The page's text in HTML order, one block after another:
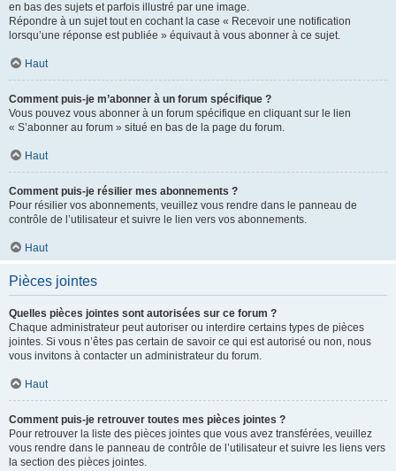
en bas des sujets et parfois illustré par une image.
Répondre à un sujet tout en cochant la case « Recevoir une notification
lorsqu’une réponse est publiée » équivaut à vous abonner à ce sujet.
Haut
Comment puis-je m’abonner à un forum spécifique ?
Vous pouvez vous abonner à un forum spécifique en cliquant sur le lien
« S’abonner au forum » situé en bas de la page du forum.
Haut
Comment puis-je résilier mes abonnements ?
Pour résilier vos abonnements, veuillez vous rendre dans le panneau de
contrôle de l’utilisateur et suivre le lien vers vos abonnements.
Haut
Pièces jointes
Quelles pièces jointes sont autorisées sur ce forum ?
Chaque administrateur peut autoriser ou interdire certains types de pièces
jointes. Si vous n’êtes pas certain de savoir ce qui est autorisé ou non, nous
vous invitons à contacter un administrateur du forum.
Haut
Comment puis-je retrouver toutes mes pièces jointes ?
Pour retrouver la liste des pièces jointes que vous avez transférées, veuillez
vous rendre dans le panneau de contrôle de l’utilisateur et suivre les liens vers
la section des pièces jointes.